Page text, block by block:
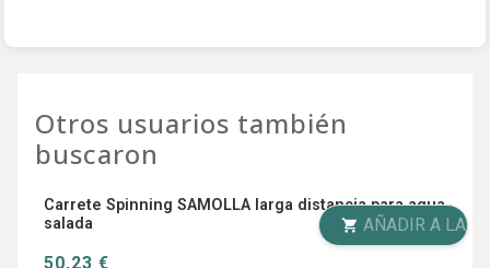
Otros usuarios también
buscaron
Carrete Spinning SAMOLLA larga distancia para agua
salada
50,23 €
AÑADIR A LA CESTA